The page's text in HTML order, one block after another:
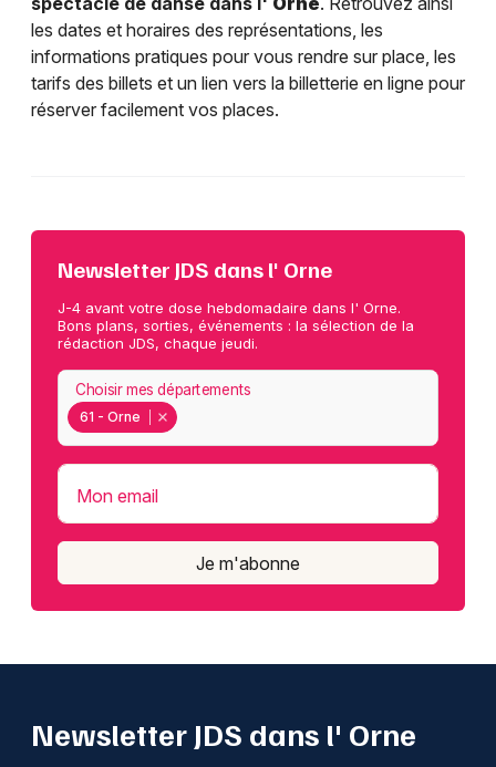
les dates et horaires des représentations, les
informations pratiques pour vous rendre sur place, les
tarifs des billets et un lien vers la billetterie en ligne pour
réserver facilement vos places.
Newsletter JDS dans l' Orne
J-4 avant votre dose hebdomadaire dans l' Orne.
Bons plans, sorties, événements : la sélection de la
rédaction JDS, chaque jeudi.
61 - Orne
Choisir mes départements
Mon email
Je m'abonne
Newsletter JDS dans l' Orne